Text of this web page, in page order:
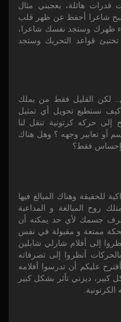
قدرات هائلة، يعجبني مثال
شاعرا أحفظ عن ظهر قلب
ظهرك وستجد نفسك شاعرا،
قواعد التحريك وستجد
لكن القليل فقط من يملك
كيف نستطيع تحويل أي تمثيل
إلى حركه كرتونية تنقل لنا
أو تعابير وجهه ؟ وهل هناك
وإحساس فقط؟
للحقيقة وهناك المبالغ فيها
روح المبالغة و المداعبة
جسمك لأي حد يمكنه أن
ممتعة و مقبولة في نفس
إلى أفلام شارلي شابلين
أنظروا إلى تصرفاته
عليكم أن تدرسوا أفلامه
كبير، ديزني تأثر بشكل كبير